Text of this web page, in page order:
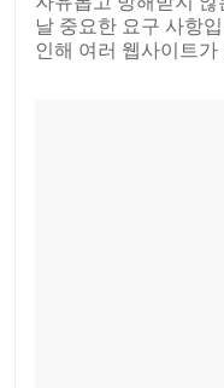
날 중요한 요구 사항
인해 여러 웹사이트